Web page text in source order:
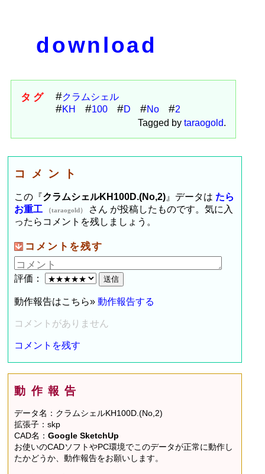
download
タグ
クラムシェル
KH
100 D No
2
Tagged by taraogold.
コメント
この『クラムシェルKH100D.(No,2)』データは たら
お重工
（taraogold）
さん が投稿したものです。気に入
ったらコメントを残しましょう。
コメントを残す
評価：
動作報告はこちら»動作報告する
コメントがありません
コメントを残す
動作報告
データ名：クラムシェルKH100D.(No,2)
拡張子：skp
CAD名：Google SketchUp
お使いのCADソフトやPC環境でこのデータが正常に動作し
たかどうか、動作報告をお願いします。